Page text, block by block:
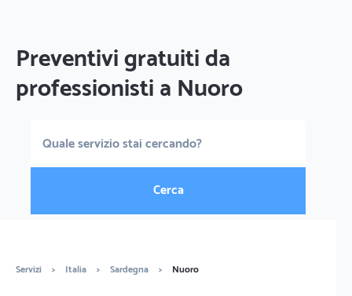
Preventivi gratuiti da
professionisti a Nuoro
Cerca
Servizi > Italia > Sardegna > Nuoro